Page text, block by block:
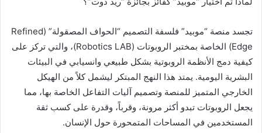
تجسد منصة “موبيد” فلسفة التصميم “الحواف المصقولة” (Refined
Edge) الخاصة بمختبر الروبوتات (Robotics LAB)، والتي تركز على
كيفية دمج الأنظمة الروبوتية بشكل طبيعي وانسيابي في البيئات
البشرية اليومية. يمتد هذا النهج المبتكر ليشمل كلاً من الهيكل
الخارجي المتميز للمنصة وتصميم آليات التفاعل الخاصة بها، مما
يجعل الروبوتات تبدو أكثر مرونة، وقرباً، وقدرة على كسب ثقة
المستخدمين في المساحات المتمحورة حول الإنسان.